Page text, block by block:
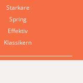
Starkare
Spring
Effektiv
Klassikern